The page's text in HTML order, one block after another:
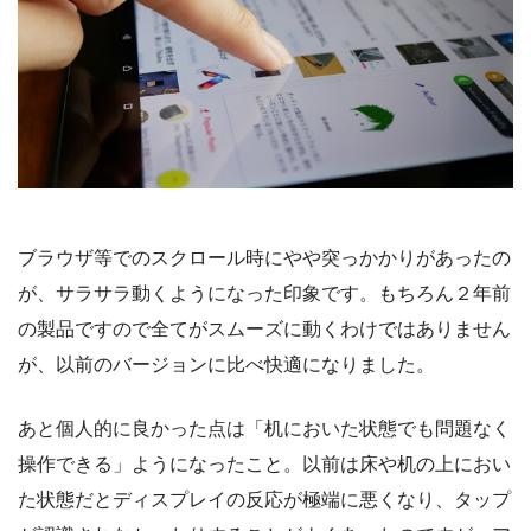
ブラウザ等でのスクロール時にやや突っかかりがあったの
が、サラサラ動くようになった印象です。もちろん２年前
の製品ですので全てがスムーズに動くわけではありません
が、以前のバージョンに比べ快適になりました。
あと個人的に良かった点は「机においた状態でも問題なく
操作できる」ようになったこと。以前は床や机の上におい
た状態だとディスプレイの反応が極端に悪くなり、タップ